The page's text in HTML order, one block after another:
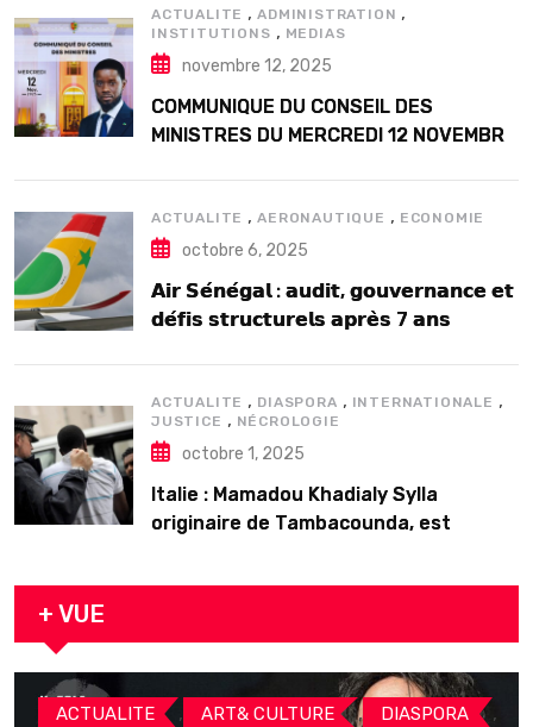
ACTUALITE ,ADMINISTRATION ,
INSTITUTIONS , MEDIAS
novembre 12, 2025
COMMUNIQUE DU CONSEIL DES
MINISTRES DU MERCREDI 12 NOVEMBRE
ACTUALITE ,AERONAUTIQUE , ECONOMIE
octobre 6, 2025
𝗔𝗶𝗿 𝗦𝗲́𝗻𝗲́𝗴𝗮𝗹 : 𝗮𝘂𝗱𝗶𝘁, 𝗴𝗼𝘂𝘃𝗲𝗿𝗻𝗮𝗻𝗰𝗲 𝗲𝘁
𝗱𝗲́𝗳𝗶𝘀 𝘀𝘁𝗿𝘂𝗰𝘁𝘂𝗿𝗲𝗹𝘀 𝗮𝗽𝗿𝗲̀𝘀 7 𝗮𝗻𝘀
ACTUALITE , DIASPORA , INTERNATIONALE ,
JUSTICE , NÉCROLOGIE
octobre 1, 2025
Italie : Mamadou Khadialy Sylla
originaire de Tambacounda, est
arrestation
+ VUE
ACTUALITE , ART& CULTURE , DIASPORA ,